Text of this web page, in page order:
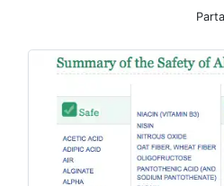
Hypersensibilités
Additifs alimentaires :